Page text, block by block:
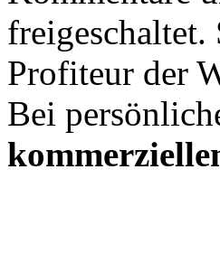
freigeschaltet.
Profiteur der
Bei